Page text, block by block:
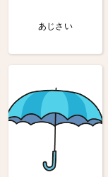
あじさい